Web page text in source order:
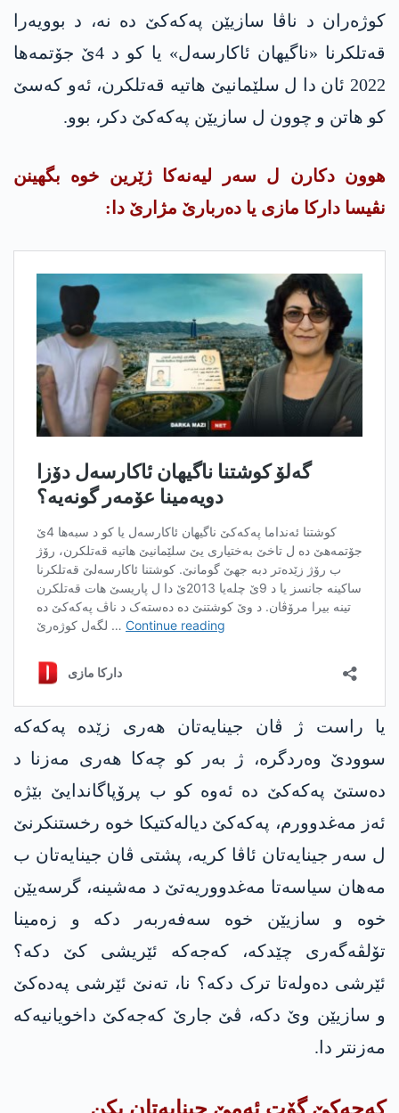
کوژەران د ناڤا سازیێن په‌كه‌كێ دە نە، د بوویەرا
قەتلکرنا «ناگیهان ئاکارسەل» یا کو د 4ێ جۆتمەها
2022 ئان دا ل سلێمانیێ هاتیه‌ قەتلکرن، ئەو کەسێ
کو هاتن و چوون ل سازیێن په‌كه‌كێ دکر، بوو.
هوون دکارن ل سەر لیه‌نه‌كا ژێرین خوە بگهینن
نڤیسا دارکا مازی یا دەربارێ مژارێ دا:
یا راست ژ ڤان جینایەتان هەری زێدە په‌كه‌كە
سوودێ وەردگرە، ژ بەر کو چەکا هەری مەزنا د
دەستێ په‌كه‌كێ دە ئەوە کو ب پرۆپاگاندایێ بێژە
ئەز مەغدوورم، په‌كه‌كێ دیالەکتیکا خوە رخستنکرنێ
ل سەر جینایەتان ئاڤا کریە، پشتی ڤان جینایەتان ب
مەهان سیاسەتا مەغدووریەتێ د مەشینە، گرسەیێن
خوە و سازیێن خوە سەفەربەر دکە و زەمینا
تۆلڤەگەری چێدکە، كه‌جه‌كە ئێریشی کێ دکە؟
ئێرشی دەولەتا ترک دکە؟ نا، تەنێ ئێرشی په‌ده‌كێ
و سازیێن وێ دکە، ڤێ جارێ كه‌جه‌كێ داخویانیەکە
مەزنتر دا.